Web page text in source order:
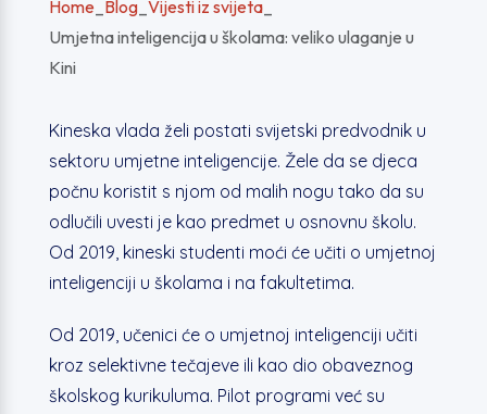
Home_ Blog_ Vijesti iz svijeta_
Umjetna inteligencija u školama: veliko ulaganje u
Kini
Kineska vlada želi postati svijetski predvodnik u
sektoru umjetne inteligencije. Žele da se djeca
počnu koristit s njom od malih nogu tako da su
odlučili uvesti je kao predmet u osnovnu školu.
Od 2019, kineski studenti moći će učiti o umjetnoj
inteligenciji u školama i na fakultetima.
Od 2019, učenici će o umjetnoj inteligenciji učiti
kroz selektivne tečajeve ili kao dio obaveznog
školskog kurikuluma. Pilot programi već su